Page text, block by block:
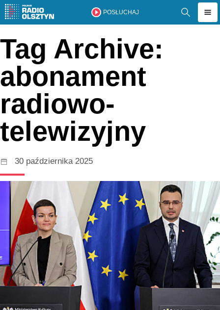
POSŁUCHAJ
Tag Archive:
abonament
radiowo-
telewizyjny
30 października 2025